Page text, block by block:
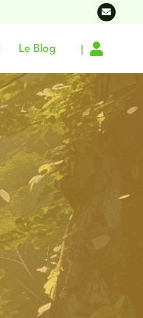
Le Blog |